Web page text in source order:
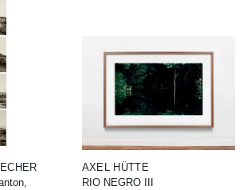
AXEL HÜTTE
RIO NEGRO III